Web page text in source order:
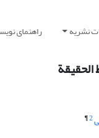
نشریه راهنمای
2
¶